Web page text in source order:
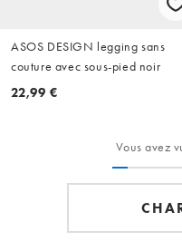
ASOS DESIGN legging sans
couture avec sous-pied noir
22,99 €
Vous avez